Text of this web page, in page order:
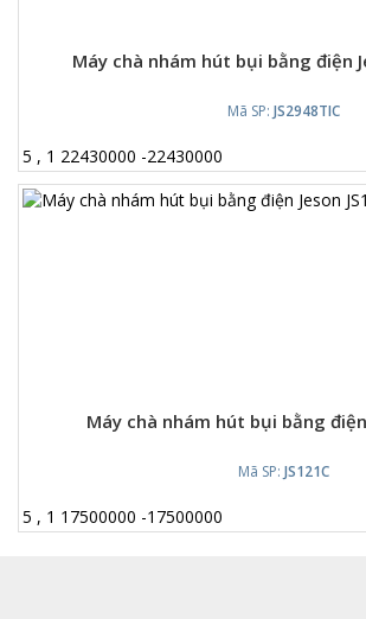
Máy chà nhám hút bụi bằng điện
Mã SP: JS2948TIC
5 , 1 22430000 -22430000
Máy chà nhám hút bụi bằng điện
Mã SP: JS121C
5 , 1 17500000 -17500000